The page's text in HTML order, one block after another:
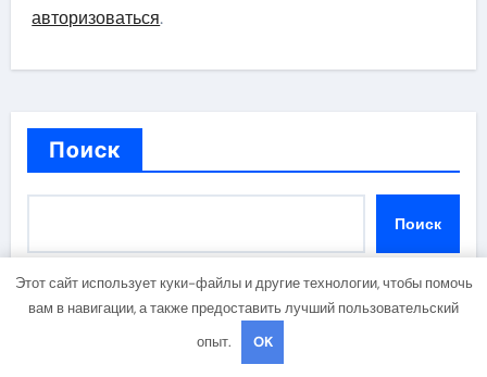
авторизоваться.
Поиск
Поиск
Последние публикации
Этот сайт использует куки-файлы и другие технологии, чтобы помочь
вам в навигации, а также предоставить лучший пользовательский
опыт.
OK